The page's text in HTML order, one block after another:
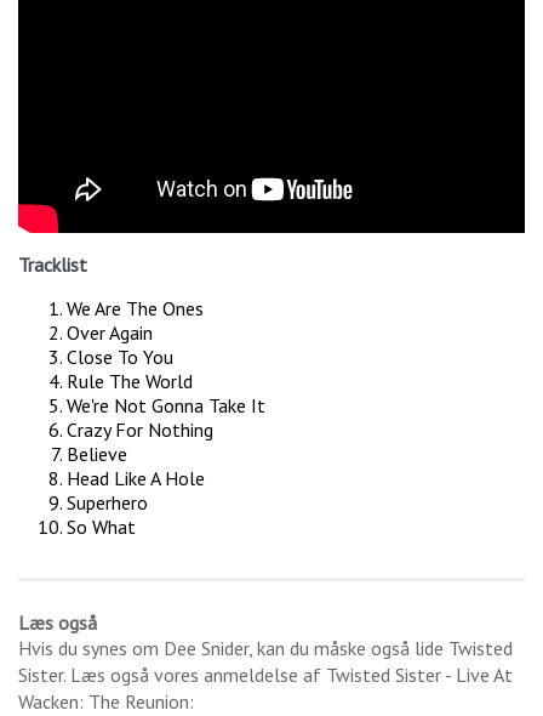
Tracklist
We Are The Ones
Over Again
Close To You
Rule The World
We're Not Gonna Take It
Crazy For Nothing
Believe
Head Like A Hole
Superhero
So What
Læs også
Hvis du synes om Dee Snider, kan du måske også lide Twisted
Sister. Læs også vores anmeldelse af Twisted Sister - Live At
Wacken: The Reunion: